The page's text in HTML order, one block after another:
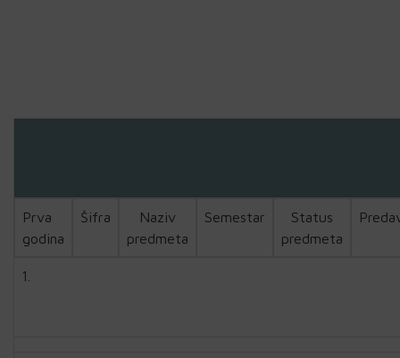
Prva
godina
Šifra
Naziv
predmeta
Semestar
Status
predmeta
1.